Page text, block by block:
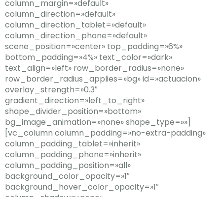
column_margin=»default»
column_direction=»default»
column_direction_tablet=»default»
column_direction_phone=»default»
scene_position=»center» top_padding=»6%»
bottom_padding=»4%» text_color=»dark»
text_align=»left» row_border_radius=»none»
row_border_radius_applies=»bg» id=»actuacion»
overlay_strength=»0.3″
gradient_direction=»left_to_right»
shape_divider_position=»bottom»
bg_image_animation=»none» shape_type=»»]
[vc_column column_padding=»no-extra-padding»
column_padding_tablet=»inherit»
column_padding_phone=»inherit»
column_padding_position=»all»
background_color_opacity=»1″
background_hover_color_opacity=»1″